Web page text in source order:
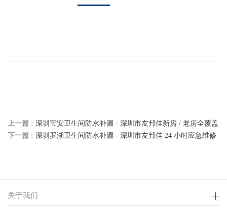
上一篇 : 深圳宝安卫生间防水补漏 - 深圳市友邦佳新房 / 老房全覆盖
下一篇 : 深圳罗湖卫生间防水补漏 - 深圳市友邦佳 24 小时应急维修
关于我们